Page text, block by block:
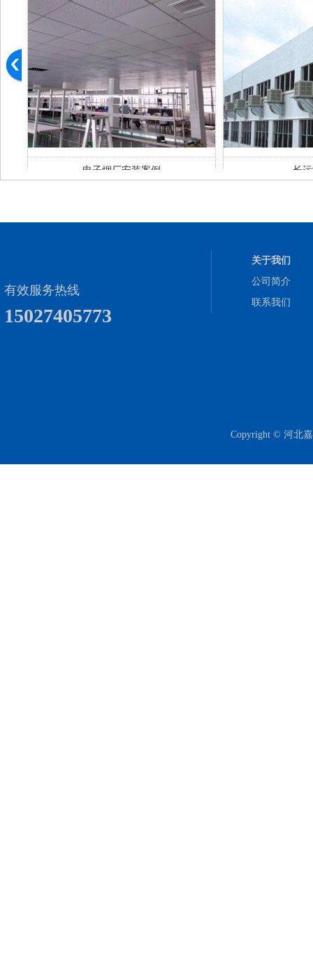
电子烟厂安装案例 长
有效服务热线
15027405773
关于我们
公司简介
联系我们
Copyright © 河北